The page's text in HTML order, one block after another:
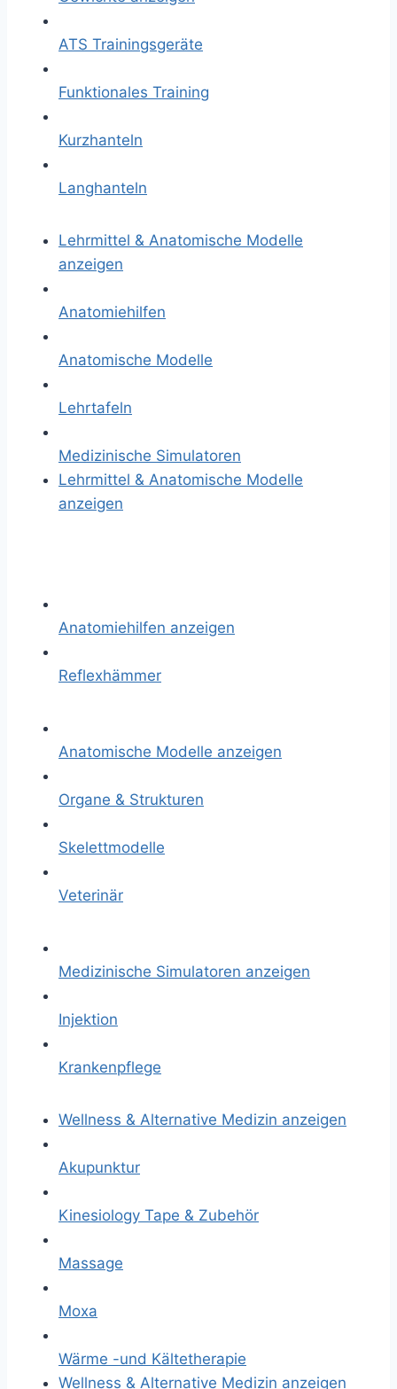
ATS Trainingsgeräte
Funktionales Training
Kurzhanteln
Langhanteln
Lehrmittel & Anatomische Modelle
anzeigen
Anatomiehilfen
Anatomische Modelle
Lehrtafeln
Medizinische Simulatoren
Lehrmittel & Anatomische Modelle
anzeigen
Anatomiehilfen anzeigen
Reflexhämmer
Anatomische Modelle anzeigen
Organe & Strukturen
Skelettmodelle
Veterinär
Medizinische Simulatoren anzeigen
Injektion
Krankenpflege
Wellness & Alternative Medizin anzeigen
Akupunktur
Kinesiology Tape & Zubehör
Massage
Moxa
Wärme -und Kältetherapie
Wellness & Alternative Medizin anzeigen